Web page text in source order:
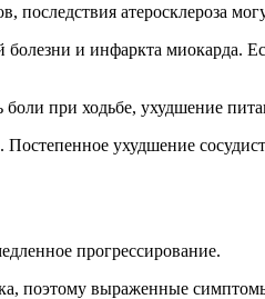
атеросклероза
и инфаркта миокарда.
при ходьбе, ухудшение
Постепенное ухудшение
прогрессирование.
поэтому выраженные